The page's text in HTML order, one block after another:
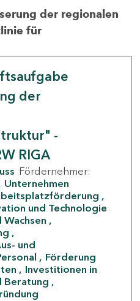
der regionalen
für
der
-
RIGA
Fördernehmer:
Unternehmen
und Technologie
und
Förderung
Investitionen in
Beratung